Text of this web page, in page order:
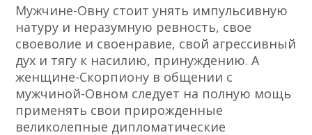
Мужчине-Овну стоит унять импульсивную
натуру и неразумную ревность, свое
своеволие и своенравие, свой агрессивный
дух и тягу к насилию, принуждению. А
женщине-Скорпиону в общении с
мужчиной-Овном следует на полную мощь
применять свои прирожденные
великолепные дип­ломатические